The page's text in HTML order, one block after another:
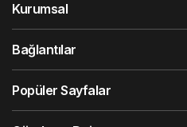
Kurumsal
Bağlantılar
Popüler Sayfalar